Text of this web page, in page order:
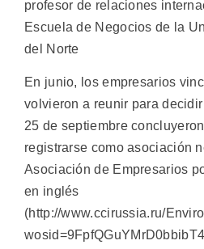
profesor de relaciones
Escuela de Negocios de la
del Norte
En junio, los empresarios
volvieron a reunir para
25 de septiembre
registrarse como asociación
Asociación de Empresarios
en inglés
(http://www.ccirussia.ru/